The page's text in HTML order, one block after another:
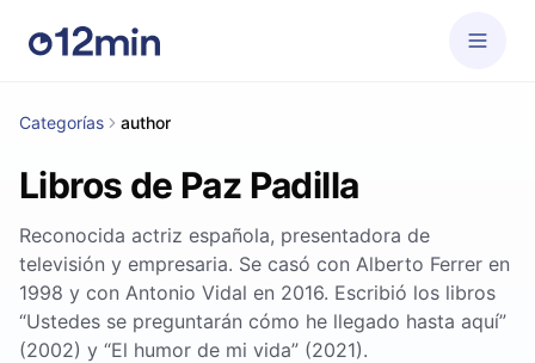
Categorías author
Libros de Paz Padilla
Reconocida actriz española, presentadora de
televisión y empresaria. Se casó con Alberto Ferrer en
1998 y con Antonio Vidal en 2016. Escribió los libros
“Ustedes se preguntarán cómo he llegado hasta aquí”
(2002) y “El humor de mi vida” (2021).